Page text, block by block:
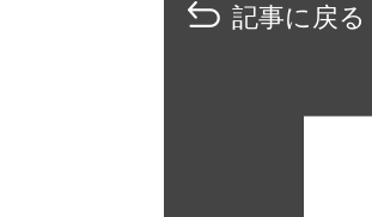
記事に戻る